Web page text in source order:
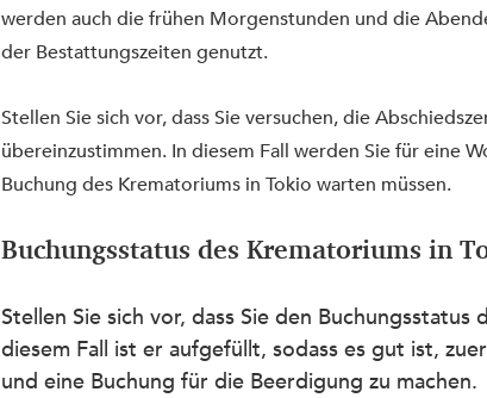
werden auch die frühen Morgenstunden und die
der Bestattungszeiten genutzt.
Stellen Sie sich vor, dass Sie versuchen, die
übereinzustimmen. In diesem Fall werden Sie für eine
Buchung des Krematoriums in Tokio warten müssen.
Buchungsstatus des Krematoriums in
Stellen Sie sich vor, dass Sie den
diesem Fall ist er aufgefüllt, sodass es gut ist,
und eine Buchung für die Beerdigung zu machen.